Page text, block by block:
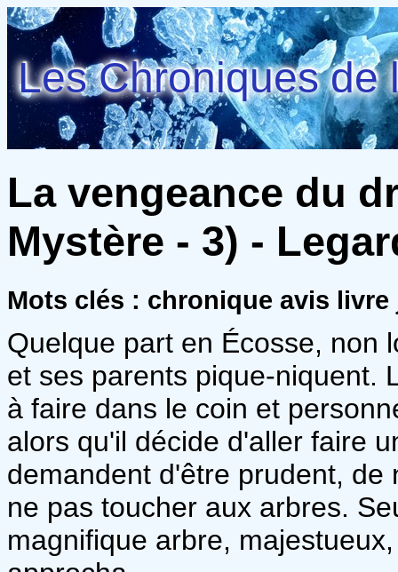
Les Chroniques de
La vengeance du
Mystère - 3) -
Mots clés : chronique avis
Quelque part en Écosse, non
et ses parents pique-niquent.
à faire dans le coin et
alors qu'il décide d'aller faire
demandent d'être prudent,
ne pas toucher aux arbres.
magnifique arbre,